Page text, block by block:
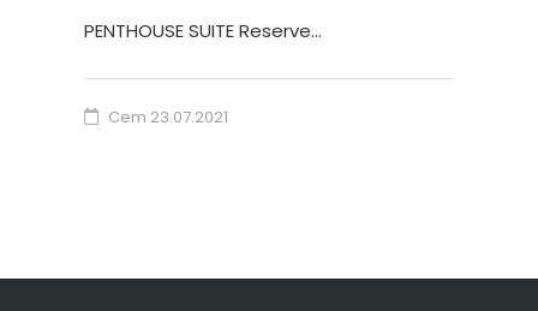
PENTHOUSE SUITE Reserve…
Cem 23.07.2021